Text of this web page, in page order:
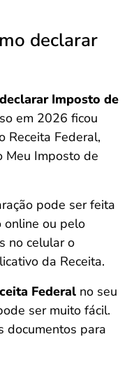
declarar
Imposto de
em 2026 ficou
Receita Federal,
Meu Imposto de
pode ser feita
online ou pelo
no celular o
da Receita.
Federal no seu
ser muito fácil.
documentos para